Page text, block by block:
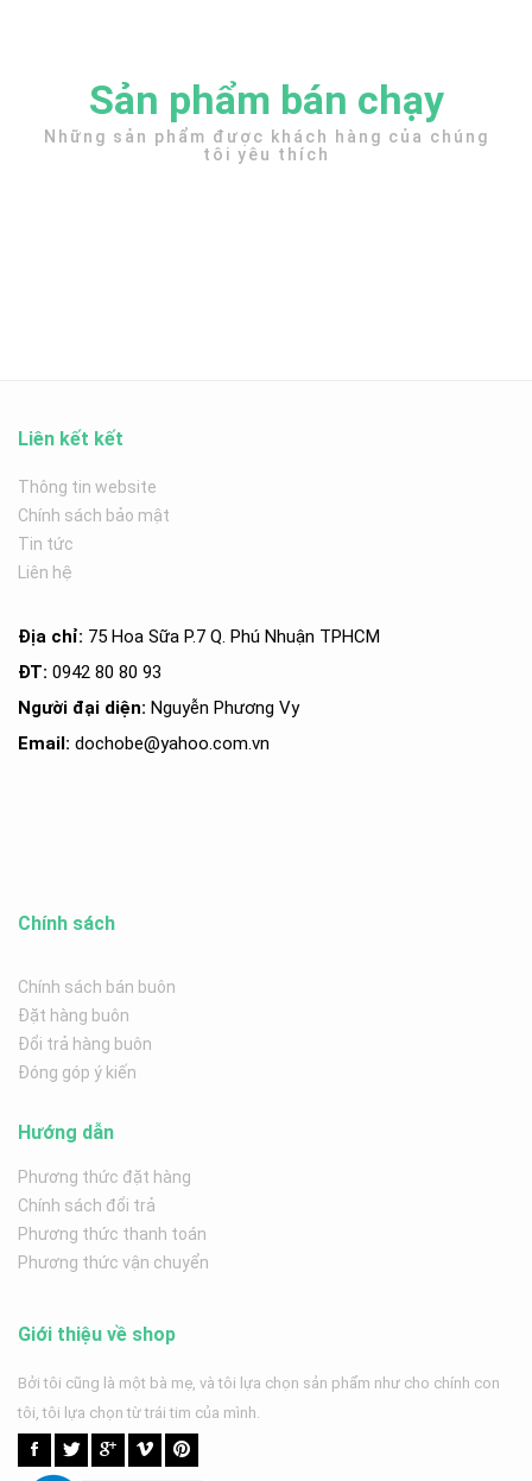
Sản phẩm bán chạy
Những sản phẩm được khách hàng của chúng
tôi yêu thích
Liên kết kết
Thông tin website
Chính sách bảo mật
Tin tức
Liên hệ
Địa chỉ: 75 Hoa Sữa P.7 Q. Phú Nhuận TPHCM
ĐT: 0942 80 80 93
Người đại diện: Nguyễn Phương Vy
Email: dochobe@yahoo.com.vn
Chính sách
Chính sách bán buôn
Đặt hàng buôn
Đổi trả hàng buôn
Đóng góp ý kiến
Hướng dẫn
Phương thức đặt hàng
Chính sách đổi trả
Phương thức thanh toán
Phương thức vận chuyển
Giới thiệu về shop
Bởi tôi cũng là một bà mẹ, và tôi lựa chọn sản phẩm như cho chính con
tôi, tôi lựa chọn từ trái tim của mình.